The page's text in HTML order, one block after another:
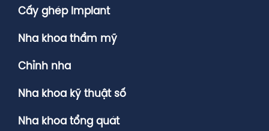
Cấy ghép Implant
Nha khoa thẩm mỹ
Chỉnh nha
Nha khoa kỹ thuật số
Nha khoa tổng quát